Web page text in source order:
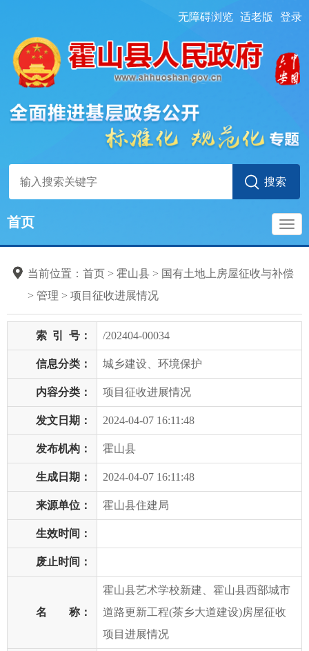
无障碍浏览 适老版 登录
首页
当前位置： 首页 > 霍山县 > 国有土地上房屋征收与补偿
> 管理 > 项目征收进展情况
索 引 号： /202404-00034
信息分类： 城乡建设、环境保护
内容分类： 项目征收进展情况
发文日期： 2024-04-07 16:11:48
发布机构： 霍山县
生成日期： 2024-04-07 16:11:48
来源单位： 霍山县住建局
生效时间：
废止时间：
名 称：
霍山县艺术学校新建、霍山县西部城市
道路更新工程(茶乡大道建设)房屋征收
项目进展情况